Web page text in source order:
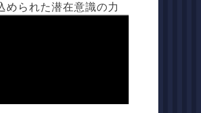
められた潜在意識の力